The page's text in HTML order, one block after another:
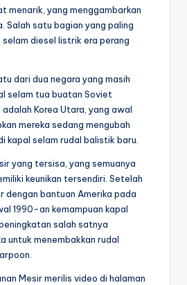
menarik, yang menggambarkan
Salah satu bagian yang paling
diesel listrik era perang
dari dua negara yang masih
selam tua buatan Soviet
Korea Utara, yang awal
mereka sedang mengubah
kapal selam rudal balistik baru.
yang tersisa, yang semuanya
keunikan tersendiri. Setelah
dengan bantuan Amerika pada
1990-an kemampuan kapal
salah satnya
untuk menembakkan rudal
Mesir merilis video di halaman